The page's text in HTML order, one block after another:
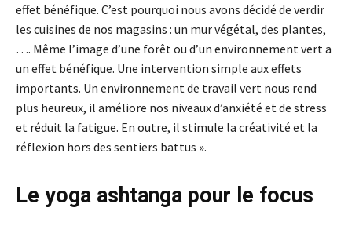
effet bénéfique. C’est pourquoi nous avons décidé de verdir
les cuisines de nos magasins : un mur végétal, des plantes,
…. Même l’image d’une forêt ou d’un environnement vert a
un effet bénéfique. Une intervention simple aux effets
importants. Un environnement de travail vert nous rend
plus heureux, il améliore nos niveaux d’anxiété et de stress
et réduit la fatigue. En outre, il stimule la créativité et la
réflexion hors des sentiers battus ».
Le yoga ashtanga pour le focus